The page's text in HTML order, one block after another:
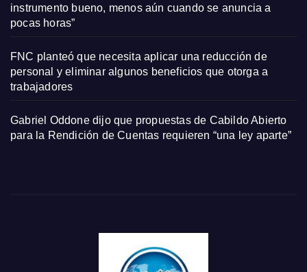
instrumento bueno, menos aún cuando se anuncia a
pocas horas”
FNC planteó que necesita aplicar una reducción de
personal y eliminar algunos beneficios que otorga a
trabajadores
Gabriel Oddone dijo que propuestas de Cabildo Abierto
para la Rendición de Cuentas requieren “una ley aparte”